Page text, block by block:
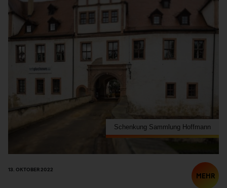
13. OKTOBER 2022
MEHR
Schenkung Sammlung Hoffmann